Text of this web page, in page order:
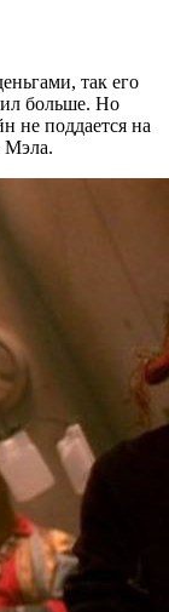
так его
больше. Но
не поддается на
Мэла.